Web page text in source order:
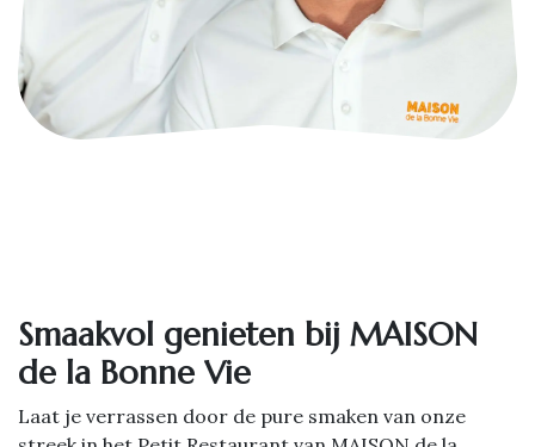
Smaakvol genieten bij MAISON
de la Bonne Vie
Laat je verrassen door de pure smaken van onze